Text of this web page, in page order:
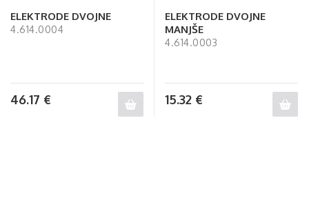
ELEKTRODE DVOJNE
4.614.0004
46.17 €
ELEKTRODE DVOJNE
MANJŠE
4.614.0003
15.32 €